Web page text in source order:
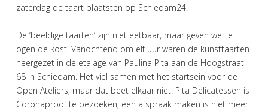
zaterdag de taart plaatsten op Schiedam24.
De ‘beeldige taarten’ zijn niet eetbaar, maar geven wel je
ogen de kost. Vanochtend om elf uur waren de kunsttaarten
neergezet in de etalage van Paulina Pita aan de Hoogstraat
68 in Schiedam. Het viel samen met het startsein voor de
Open Ateliers, maar dat beet elkaar niet. Pita Delicatessen is
Coronaproof te bezoeken; een afspraak maken is niet meer